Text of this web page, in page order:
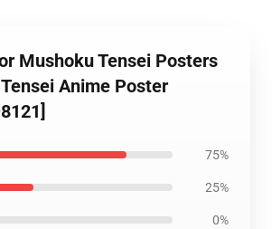
Mushoku Tensei Posters
Anime Poster
75%
25%
0%